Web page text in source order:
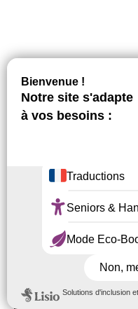
à la
Belles